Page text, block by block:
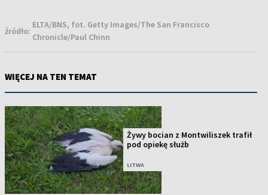
źródło:
ELTA/BNS, fot. Getty Images/The San Francisco
Chronicle/Paul Chinn
WIĘCEJ NA TEN TEMAT
Żywy bocian z Montwiliszek trafił
pod opiekę służb
LITWA